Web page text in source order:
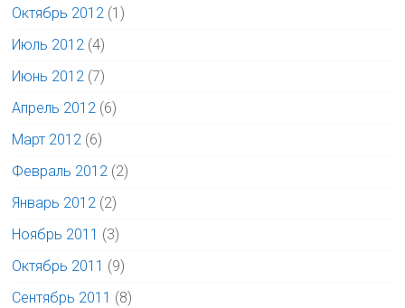
Октябрь 2012 (1)
Июль 2012 (4)
Июнь 2012 (7)
Апрель 2012 (6)
Март 2012 (6)
Февраль 2012 (2)
Январь 2012 (2)
Ноябрь 2011 (3)
Октябрь 2011 (9)
Сентябрь 2011 (8)